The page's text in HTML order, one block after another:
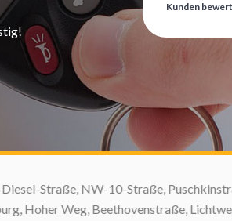
Kunden
Straße, NW-10-Straße,
Weg, Beethovenstraße,